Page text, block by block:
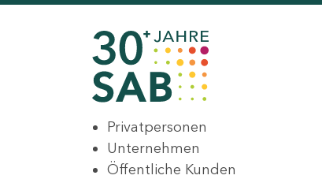
Privatpersonen
Unternehmen
Öffentliche Kunden